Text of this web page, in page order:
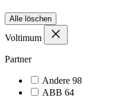
Alle löschen
Voltimum
Partner
Andere 98
ABB 64